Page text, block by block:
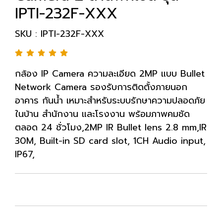
IPTI-232F-XXX
SKU : IPTI-232F-XXX
กล้อง IP Camera ความละเอียด 2MP แบบ Bullet
Network Camera รองรับการติดตั้งภายนอก
อาคาร กันน้ำ เหมาะสำหรับระบบรักษาความปลอดภัย
ในบ้าน สำนักงาน และโรงงาน พร้อมภาพคมชัด
ตลอด 24 ชั่วโมง,2MP IR Bullet lens 2.8 mm,IR
30M, Built-in SD card slot, 1CH Audio input,
IP67,